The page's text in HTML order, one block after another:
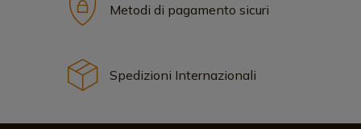
Metodi di pagamento sicuri
Spedizioni Internazionali